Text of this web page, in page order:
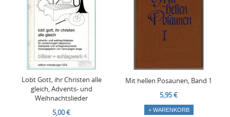
Lobt Gott, ihr Christen alle
gleich, Advents- und
Weihnachtslieder
5,00 €
Mit hellen Posaunen, Band 1
5,95 €
+ WARENKORB